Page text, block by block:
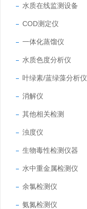
水质在线监测设备
COD测定仪
一体化蒸馏仪
水质色度分析仪
叶绿素/蓝绿藻分析仪
消解仪
其他相关检测
浊度仪
生物毒性检测仪器
水中重金属检测仪
余氯检测仪
氨氮检测仪